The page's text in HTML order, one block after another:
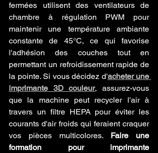
fermées utilisent des ventilateurs de
chambre à régulation PWM pour
maintenir une température ambiante
constante de 45°C, ce qui favorise
l'adhésion des couches tout en
permettant un refroidissement rapide de
la pointe. Si vous décidez d'acheter une
imprimante 3D couleur, assurez-vous
que la machine peut recycler l'air à
travers un filtre HEPA pour éviter les
courants d'air froids qui feraient craquer
vos pièces multicolores. Faire une
formation pour imprimante